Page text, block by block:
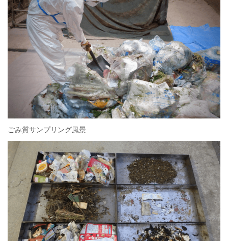
ごみ質サンプリング風景